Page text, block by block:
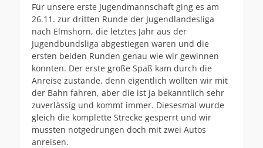
Für unsere erste Jugendmannschaft ging es am
26.11. zur dritten Runde der Jugendlandesliga
nach Elmshorn, die letztes Jahr aus der
Jugendbundsliga abgestiegen waren und die
ersten beiden Runden genau wie wir gewinnen
konnten. Der erste große Spaß kam durch die
Anreise zustande, denn eigentlich wollten wir mit
der Bahn fahren, aber die ist ja bekanntlich sehr
zuverlässig und kommt immer. Diesesmal wurde
gleich die komplette Strecke gesperrt und wir
mussten notgedrungen doch mit zwei Autos
anreisen.